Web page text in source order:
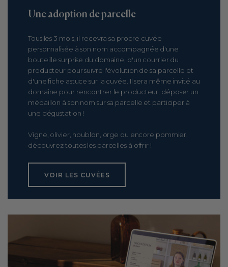
Une adoption de parcelle
Tous les 3 mois, il recevra sa propre cuvée
personnalisée à son nom accompagnée d'une
bouteille surprise du domaine, d'un courrier du
producteur pour suivre l'évolution de sa parcelle et
d'une fiche astuce sur la cuvée. Il sera même invité au
domaine pour rencontrer le producteur, déposer un
médaillon à son nom sur sa parcelle et participer à
une dégustation !
Vigne, olivier, houblon, orge ou encore pommier,
découvrez toutes les parcelles à offrir !
VOIR LES CUVÉES